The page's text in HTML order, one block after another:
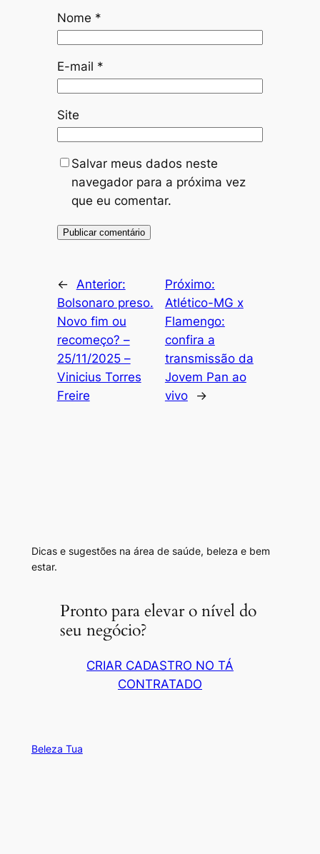
Nome *
E-mail *
Site
Salvar meus dados neste
navegador para a próxima vez
que eu comentar.
← Anterior:
Bolsonaro preso.
Novo fim ou
recomeço? –
25/11/2025 –
Vinicius Torres
Freire
Próximo:
Atlético-MG x
Flamengo:
confira a
transmissão da
Jovem Pan ao
vivo
→
Dicas e sugestões na área de saúde, beleza e bem
estar.
Pronto para elevar o nível do
seu negócio?
CRIAR CADASTRO NO TÁ
CONTRATADO
Beleza Tua